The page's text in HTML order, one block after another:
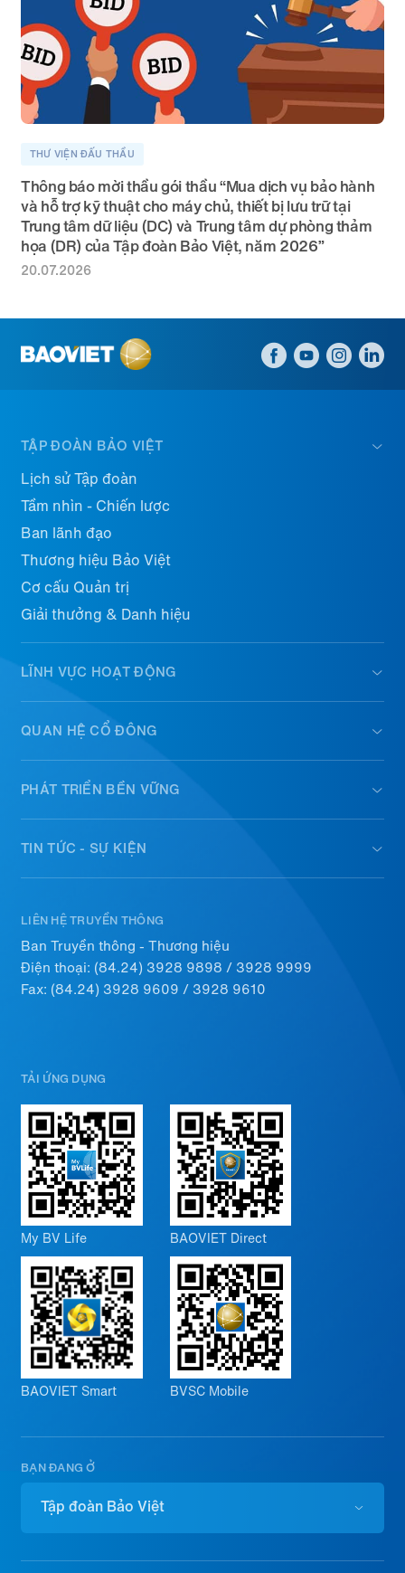
THƯ VIỆN ĐẤU THẦU
Thông báo mời thầu gói thầu “Mua dịch vụ bảo hành
và hỗ trợ kỹ thuật cho máy chủ, thiết bị lưu trữ tại
Trung tâm dữ liệu (DC) và Trung tâm dự phòng thảm
họa (DR) của Tập đoàn Bảo Việt, năm 2026”
20.07.2026
TẬP ĐOÀN BẢO VIỆT
Lịch sử Tập đoàn
Tầm nhìn - Chiến lược
Ban lãnh đạo
Thương hiệu Bảo Việt
Cơ cấu Quản trị
Giải thưởng & Danh hiệu
LĨNH VỰC HOẠT ĐỘNG
QUAN HỆ CỔ ĐÔNG
PHÁT TRIỂN BỀN VỮNG
TIN TỨC - SỰ KIỆN
LIÊN HỆ TRUYỀN THÔNG
Ban Truyền thông - Thương hiệu
Điện thoại: (84.24) 3928 9898 / 3928 9999
Fax: (84.24) 3928 9609 / 3928 9610
TẢI ỨNG DỤNG
My BV Life BAOVIET Direct
BAOVIET Smart BVSC Mobile
BẠN ĐANG Ở
Tập đoàn Bảo Việt